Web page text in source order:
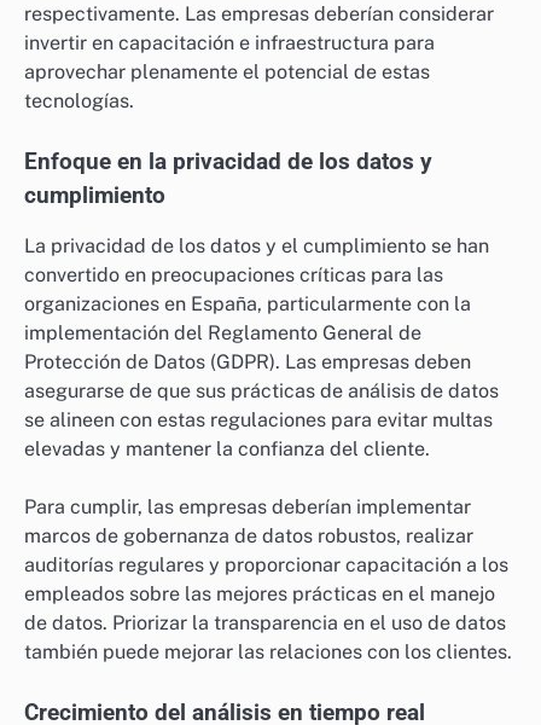
respectivamente. Las empresas deberían considerar
invertir en capacitación e infraestructura para
aprovechar plenamente el potencial de estas
tecnologías.
Enfoque en la privacidad de los datos y
cumplimiento
La privacidad de los datos y el cumplimiento se han
convertido en preocupaciones críticas para las
organizaciones en España, particularmente con la
implementación del Reglamento General de
Protección de Datos (GDPR). Las empresas deben
asegurarse de que sus prácticas de análisis de datos
se alineen con estas regulaciones para evitar multas
elevadas y mantener la confianza del cliente.
Para cumplir, las empresas deberían implementar
marcos de gobernanza de datos robustos, realizar
auditorías regulares y proporcionar capacitación a los
empleados sobre las mejores prácticas en el manejo
de datos. Priorizar la transparencia en el uso de datos
también puede mejorar las relaciones con los clientes.
Crecimiento del análisis en tiempo real